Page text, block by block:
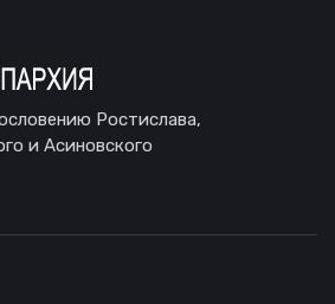
Ростислава,
и Асиновского